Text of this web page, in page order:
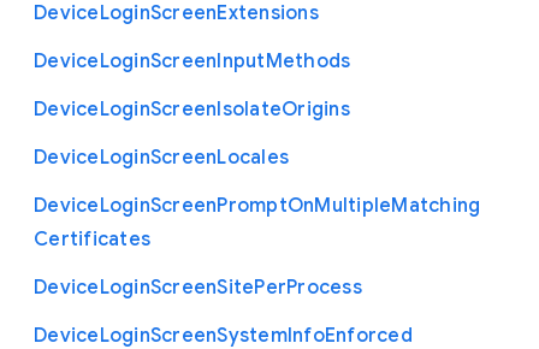
DeviceLoginScreenExtensions
DeviceLoginScreenInputMethods
DeviceLoginScreenIsolateOrigins
DeviceLoginScreenLocales
DeviceLoginScreenPromptOnMultipleMatching
Certificates
DeviceLoginScreenSitePerProcess
DeviceLoginScreenSystemInfoEnforced